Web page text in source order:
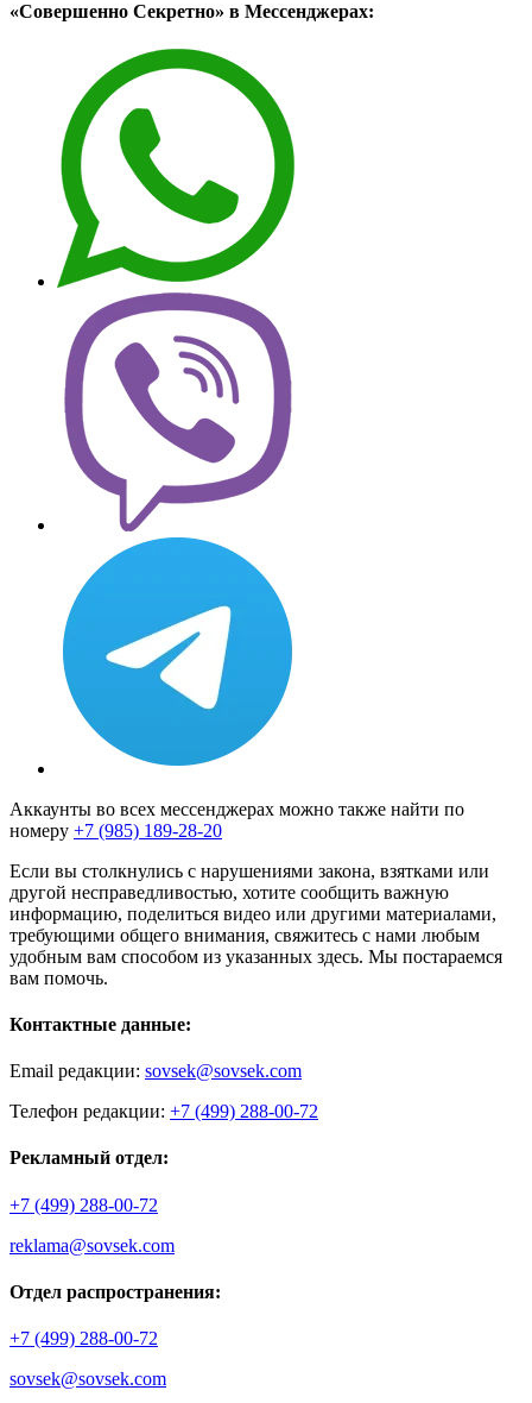
«Совершенно Секретно» в Мессенджерах:
Аккаунты во всех мессенджерах можно также найти по
номеру +7 (985) 189-28-20
Если вы столкнулись с нарушениями закона, взятками или
другой несправедливостью, хотите сообщить важную
информацию, поделиться видео или другими материалами,
требующими общего внимания, свяжитесь с нами любым
удобным вам способом из указанных здесь. Мы постараемся
вам помочь.
Контактные данные:
Email редакции: sovsek@sovsek.com
Телефон редакции: +7 (499) 288-00-72
Рекламный отдел:
+7 (499) 288-00-72
reklama@sovsek.com
Отдел распространения:
+7 (499) 288-00-72
sovsek@sovsek.com